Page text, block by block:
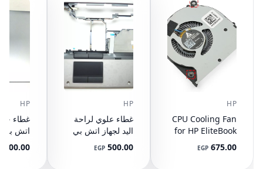
HP
CPU Cooling Fan
for HP EliteBook
745 G3 G4, 840
G3 G4, 848 G3
675.00
EGP
HP
غطاء علوي لراحة
اليد لجهاز اتش بي
مع تاتش باد
500.00
EGP
HP
400.00